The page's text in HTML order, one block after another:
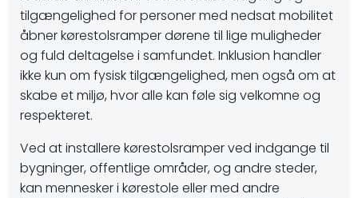
tilgængelighed for personer med nedsat mobilitet
åbner kørestolsramper dørene til lige muligheder
og fuld deltagelse i samfundet. Inklusion handler
ikke kun om fysisk tilgængelighed, men også om at
skabe et miljø, hvor alle kan føle sig velkomne og
respekteret.
Ved at installere kørestolsramper ved indgange til
bygninger, offentlige områder, og andre steder,
kan mennesker i kørestole eller med andre